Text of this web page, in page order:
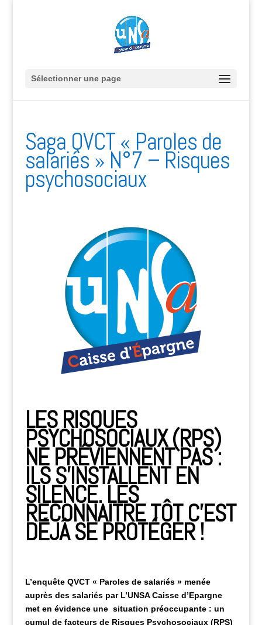
Sélectionner une page
Saga QVCT « Paroles de
salariés » N°7 – Risques
psychosociaux
LES RISQUES
PSYCHOSOCIAUX (RPS)
NE PRÉVIENNENT PAS :
ILS S’INSTALLENT EN
SILENCE. LES
RECONNAITRE TÔT C’EST
DÉJÂ SE PROTÉGER !
L’enquête QVCT « Paroles de salariés » menée
auprès des salariés par L’UNSA Caisse d’Epargne
met en évidence une situation préoccupante : un
cumul de facteurs de Risques Psychosociaux (RPS)